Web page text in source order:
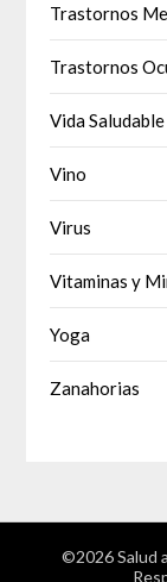
Trastornos
Trastornos
Vida Saludable
Vino
Virus
Vitaminas y
Yoga
Zanahorias
©2026 Salud